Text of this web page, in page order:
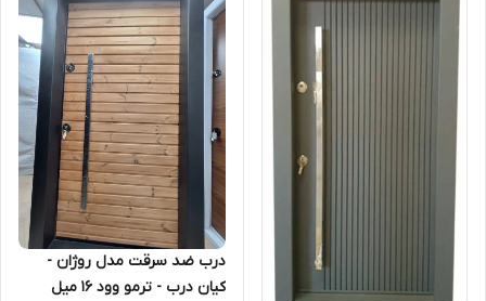
درب ضد سرقت مدل روژان -
کیان درب - ترمو وود 16 میل